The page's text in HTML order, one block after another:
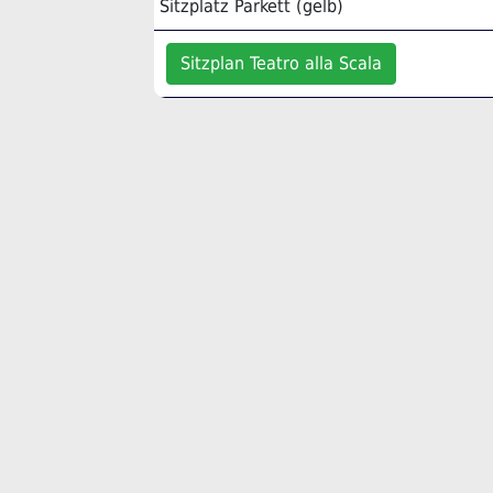
Sitzplatz Parkett (gelb)
Sitzplan Teatro alla Scala